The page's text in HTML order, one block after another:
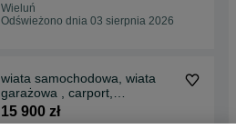
Wieluń
Odświeżono dnia 03 sierpnia 2026
wiata samochodowa, wiata
garażowa , carport,
zadaszenie , garaż ,
15 900 zł